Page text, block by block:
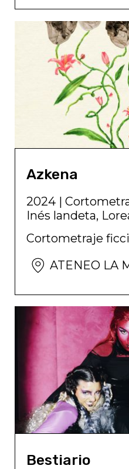
Azkena
2024 |
Inés landeta,
Cortometraje
ATENEO LA
Bestiario